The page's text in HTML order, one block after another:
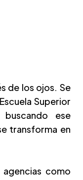
de los ojos. Se
Superior
ese
transforma en
como